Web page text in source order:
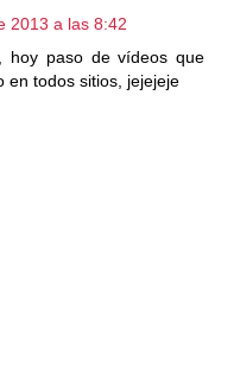
2013 a las 8:42
hoy paso de vídeos que
en todos sitios, jejejeje